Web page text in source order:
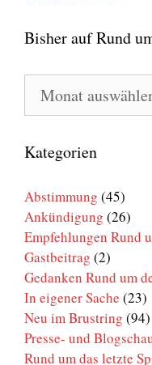
Bisher auf Rund
Bisher
auf
Rund
den
Brustring
Kategorien
Abstimmung (45)
Ankündigung (26)
Empfehlungen Rund
Gastbeitrag (2)
Gedanken Rund um
In eigener Sache (23)
Neu im Brustring (94)
Presse- und
Rund um das letzte